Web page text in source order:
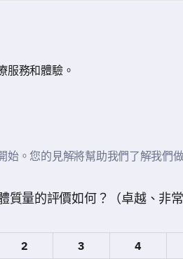
服務和體驗。
始。您的見解將幫助我們了解我們
量的評價如何？（卓越、非常
2 3 4